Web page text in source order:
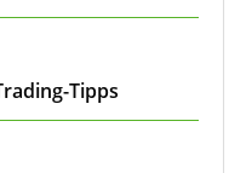
Tipps